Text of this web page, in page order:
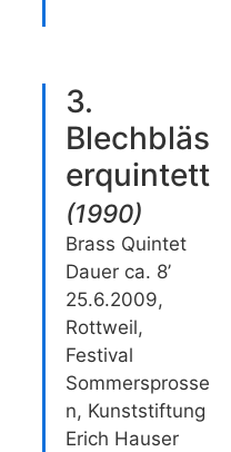
3.
Blechbläs
erquintett
(1990)
Brass Quintet
Dauer ca. 8’
25.6.2009,
Rottweil,
Festival
Sommersprosse
n, Kunststiftung
Erich Hauser